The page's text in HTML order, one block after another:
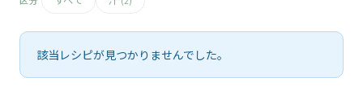
該当レシピが見つかりませんでした。